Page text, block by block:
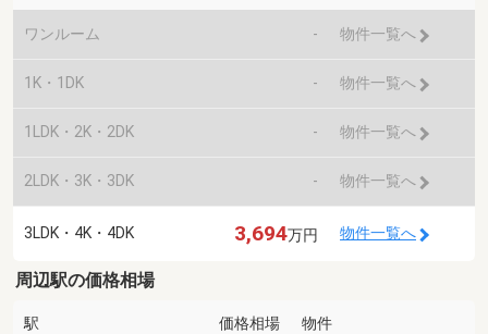
ワンルーム - 物件一覧へ
1K・1DK - 物件一覧へ
1LDK・2K・2DK - 物件一覧へ
2LDK・3K・3DK - 物件一覧へ
3LDK・4K・4DK 3,694万円 物件一覧へ
周辺駅の価格相場
駅 価格相場 物件